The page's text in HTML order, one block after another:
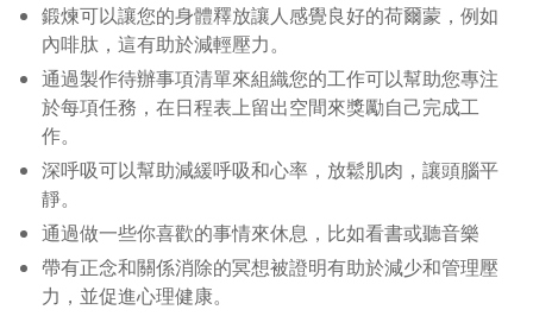
鍛煉可以讓您的身體釋放讓人感覺良好的荷爾蒙，例如
內啡肽，這有助於減輕壓力。
通過製作待辦事項清單來組織您的工作可以幫助您專注
於每項任務，在日程表上留出空間來獎勵自己完成工
作。
深呼吸可以幫助減緩呼吸和心率，放鬆肌肉，讓頭腦平
靜。
通過做一些你喜歡的事情來休息，比如看書或聽音樂
帶有正念和關係消除的冥想被證明有助於減少和管理壓
力，並促進心理健康。